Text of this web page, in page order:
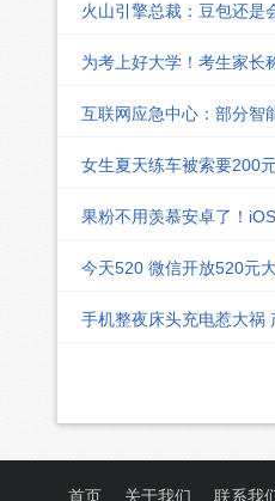
火山引擎总裁：豆包还是
为考上好大学！考生家长
互联网应急中心：部分智
女生夏天练车被索要200
果粉不用羡慕安卓了！
今天520 微信开放520元
手机整夜床头充电惹大祸
首页 关于我们 联系我